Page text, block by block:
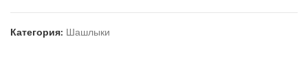
Категория: Шашлыки